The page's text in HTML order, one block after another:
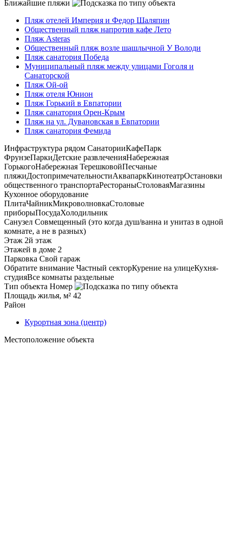
Ближайшие пляжи
Пляж отелей Империя и Федор Шаляпин
Общественный пляж напротив кафе Лето
Пляж Asteras
Общественный пляж возле шашлычной У Володи
Пляж санатория Победа
Муниципальный пляж между улицами Гоголя и
Санаторской
Пляж Ой-ой
Пляж отеля Юнион
Пляж Горький в Евпатории
Пляж санатория Орен-Крым
Пляж на ул. Дувановская в Евпатории
Пляж санатория Фемида
Инфраструктура рядом СанаторииКафеПарк
ФрунзеПаркиДетские развлеченияНабережная
ГорькогоНабережная ТерешковойПесчаные
пляжиДостопримечательностиАквапаркКинотеатрОстановки
общественного транспортаРестораныСтоловаяМагазины
Кухонное оборудование
ПлитаЧайникМикроволновкаСтоловые
приборыПосудаХолодильник
Санузел Совмещенный (это когда душ/ванна и унитаз в одной
комнате, а не в разных)
Этаж 2й этаж
Этажей в доме 2
Парковка Свой гараж
Обратите внимание Частный секторКурение на улицеКухня-
студияВсе комнаты раздельные
Тип объекта Номер
Площадь жилья, м² 42
Район
Курортная зона (центр)
Местоположение объекта